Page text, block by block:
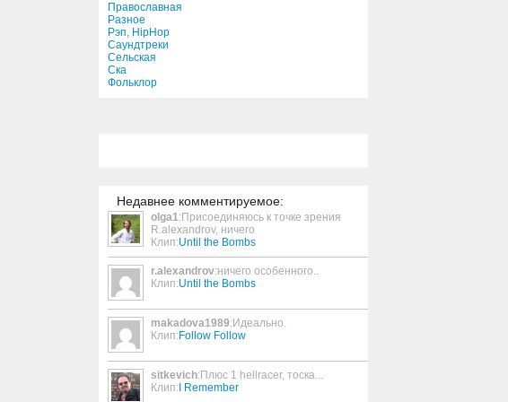
Red On White
5:20
2:53
Burning Bridges
3:56
Православная
Разное
Рэп, HipHop
Саундтреки
Сельская
Ска
Фольклор
Недавнее комментируемое:
olga1:Присоединяюсь к точке зрения
R.alexandrov, ничего
Клип:Until the Bombs
r.alexandrov:ничего особенного..
Клип:Until the Bombs
makadova1989:Идеально.
Клип: Follow Follow
sitkevich:Плюс 1 hellracer, тоска...
Клип: I Remember